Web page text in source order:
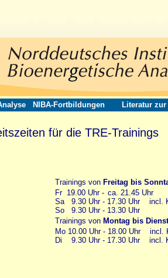
NIBA-Fortbildungen Literatur zur
für die TRE-Trainings
Trainings von Freitag bis
Fr 19.00 Uhr - ca. 21.45 Uhr
Sa 9.30 Uhr - 17.30 Uhr incl.
So 9.30 Uhr - 13.30 Uhr
Trainings von Montag bis
Mo 10.00 Uhr - 18.00 Uhr incl.
Di 9.30 Uhr - 17.30 Uhr incl.